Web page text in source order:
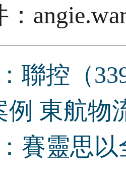
聯控（
例 東航物
賽靈思